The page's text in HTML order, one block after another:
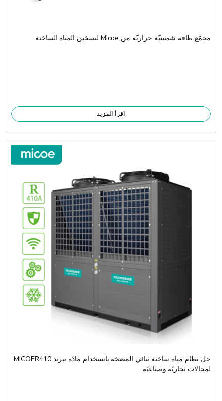
مجمّع طاقة شمسيّة حراريّة من Micoe لتسخين المياه الساخنة
اقرأ المزيد
حل نظام مياه ساخنة ثنائي المضخة باستخدام مادّة تبريد MICOER410
لمجالات تجاريّة وصناعيّة